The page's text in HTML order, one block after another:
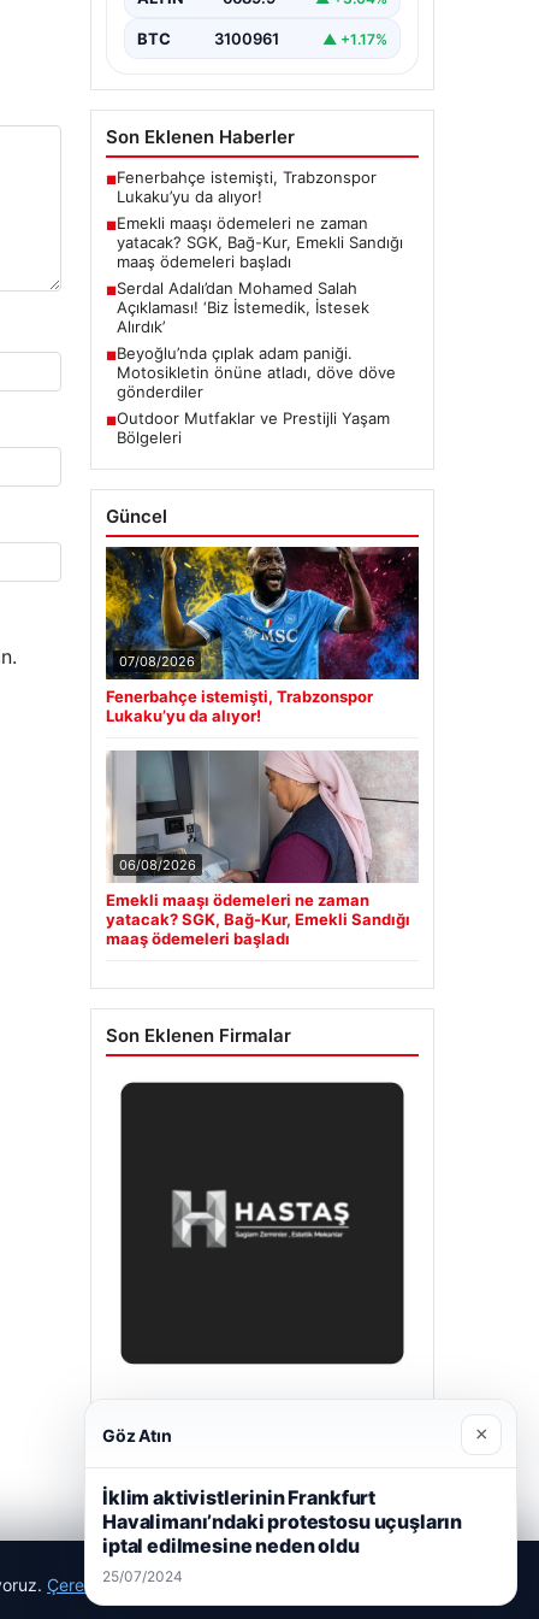
BTC 3100961 ▲ +1.17%
Son Eklenen Haberler
■Fenerbahçe istemişti, Trabzonspor
Lukaku’yu da alıyor!
■Emekli maaşı ödemeleri ne zaman
yatacak? SGK, Bağ-Kur, Emekli Sandığı
maaş ödemeleri başladı
■Serdal Adalı’dan Mohamed Salah
Açıklaması! ‘Biz İstemedik, İstesek
Alırdık’
■Beyoğlu’nda çıplak adam paniği.
Motosikletin önüne atladı, döve döve
gönderdiler
■Outdoor Mutfaklar ve Prestijli Yaşam
Bölgeleri
Güncel
07/08/2026
Fenerbahçe istemişti, Trabzonspor
Lukaku’yu da alıyor!
06/08/2026
Emekli maaşı ödemeleri ne zaman
yatacak? SGK, Bağ-Kur, Emekli Sandığı
maaş ödemeleri başladı
Son Eklenen Firmalar
26/05/2026
Çerez Politikamız
Göz Atın ×
İklim aktivistlerinin Frankfurt
Havalimanı’ndaki protestosu uçuşların
iptal edilmesine neden oldu
25/07/2024